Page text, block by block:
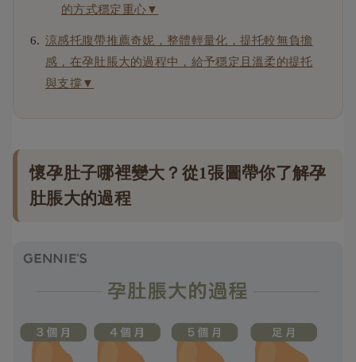
的方式穩定重心▼
涼感托腹帶推薦奇妮，整體輕量化，提托較無負擔
感，在孕肚脹大的過程中，給予穩定且溫柔的提托
與支撐▼
懷孕肚子哪裡變大？從1張圖帶你了解孕
肚脹大的過程